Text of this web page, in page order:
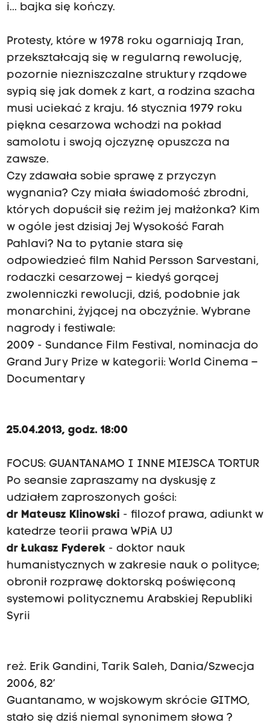
i... bajka się kończy.
Protesty, które w 1978 roku ogarniają Iran,
przekształcają się w regularną rewolucję,
pozornie niezniszczalne struktury rządowe
sypią się jak domek z kart, a rodzina szacha
musi uciekać z kraju. 16 stycznia 1979 roku
piękna cesarzowa wchodzi na pokład
samolotu i swoją ojczyznę opuszcza na
zawsze.
Czy zdawała sobie sprawę z przyczyn
wygnania? Czy miała świadomość zbrodni,
których dopuścił się reżim jej małżonka? Kim
w ogóle jest dzisiaj Jej Wysokość Farah
Pahlavi? Na to pytanie stara się
odpowiedzieć film Nahid Persson Sarvestani,
rodaczki cesarzowej – kiedyś gorącej
zwolenniczki rewolucji, dziś, podobnie jak
monarchini, żyjącej na obczyźnie. Wybrane
nagrody i festiwale:
2009 - Sundance Film Festival, nominacja do
Grand Jury Prize w kategorii: World Cinema –
Documentary
25.04.2013, godz. 18:00
FOCUS: GUANTANAMO I INNE MIEJSCA TORTUR
Po seansie zapraszamy na dyskusję z
udziałem zaproszonych gości:
dr Mateusz Klinowski - filozof prawa, adiunkt w
katedrze teorii prawa WPiA UJ
dr Łukasz Fyderek- doktor nauk
humanistycznych w zakresie nauk o polityce;
obronił rozprawę doktorską poświęconą
systemowi politycznemu Arabskiej Republiki
Syrii
reż. Erik Gandini, Tarik Saleh, Dania/Szwecja
2006, 82’
Guantanamo, w wojskowym skrócie GITMO,
stało się dziś niemal synonimem słowa ?